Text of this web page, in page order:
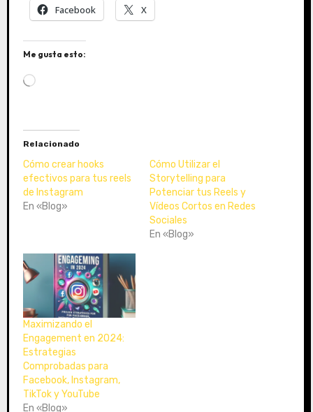
Facebook X
Me gusta esto:
a
n
d
o
.
.
Relacionado
Cómo crear hooks
efectivos para tus reels
de Instagram
En «Blog»
Cómo Utilizar el
Storytelling para
Potenciar tus Reels y
Vídeos Cortos en Redes
Sociales
En «Blog»
Maximizando el
Engagement en 2024:
Estrategias
Comprobadas para
Facebook, Instagram,
TikTok y YouTube
En «Blog»